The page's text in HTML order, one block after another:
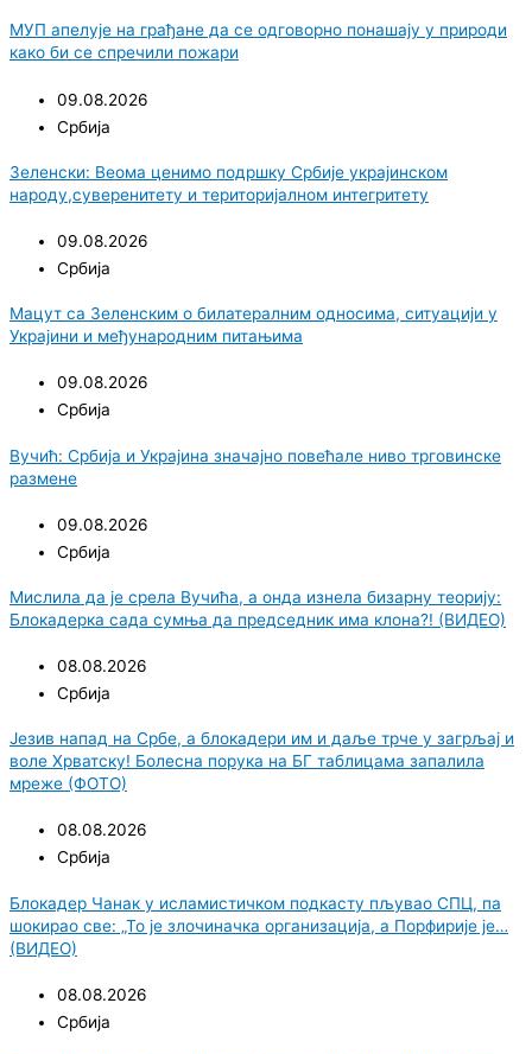
МУП апелује на грађане да се одговорно понашају у природи
како би се спречили пожари
09.08.2026
Србија
Зеленски: Веома ценимо подршку Србије украјинском
народу,суверенитету и територијалном интегритету
09.08.2026
Србија
Мацут са Зеленским о билатералним односима, ситуацији у
Украјини и међународним питањима
09.08.2026
Србија
Вучић: Србија и Украјина значајно повећале ниво трговинске
размене
09.08.2026
Србија
Мислила да је срела Вучића, а онда изнела бизарну теорију:
Блокадерка сада сумња да председник има клона?! (ВИДЕО)
08.08.2026
Србија
Језив напад на Србе, а блокадери им и даље трче у загрљај и
воле Хрватску! Болесна порука на БГ таблицама запалила
мреже (ФОТО)
08.08.2026
Србија
Блокадер Чанак у исламистичком подкасту пљувао СПЦ, па
шокирао све: „То је злочиначка организација, а Порфирије је…
(ВИДЕО)
08.08.2026
Србија